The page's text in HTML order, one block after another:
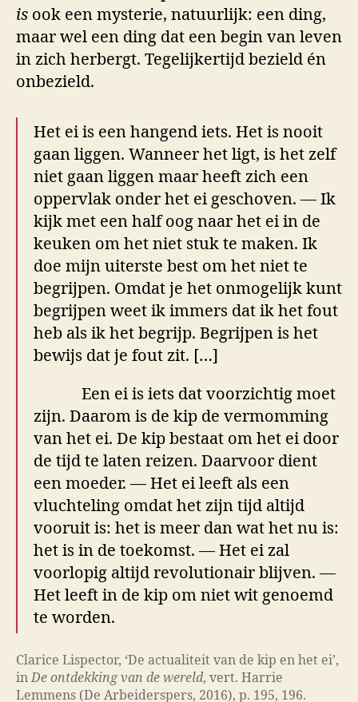
is ook een mysterie, natuurlijk: een ding,
maar wel een ding dat een begin van leven
in zich herbergt. Tegelijkertijd bezield én
onbezield.
Het ei is een hangend iets. Het is nooit
gaan liggen. Wanneer het ligt, is het zelf
niet gaan liggen maar heeft zich een
oppervlak onder het ei geschoven. — Ik
kijk met een half oog naar het ei in de
keuken om het niet stuk te maken. Ik
doe mijn uiterste best om het niet te
begrijpen. Omdat je het onmogelijk kunt
begrijpen weet ik immers dat ik het fout
heb als ik het begrijp. Begrijpen is het
bewijs dat je fout zit. […]
Een ei is iets dat voorzichtig moet
zijn. Daarom is de kip de vermomming
van het ei. De kip bestaat om het ei door
de tijd te laten reizen. Daarvoor dient
een moeder. — Het ei leeft als een
vluchteling omdat het zijn tijd altijd
vooruit is: het is meer dan wat het nu is:
het is in de toekomst. — Het ei zal
voorlopig altijd revolutionair blijven. —
Het leeft in de kip om niet wit genoemd
te worden.
Clarice Lispector, ‘De actualiteit van de kip en het ei’,
inDe ontdekking van de wereld, vert. Harrie
Lemmens (De Arbeiderspers, 2016), p. 195, 196.